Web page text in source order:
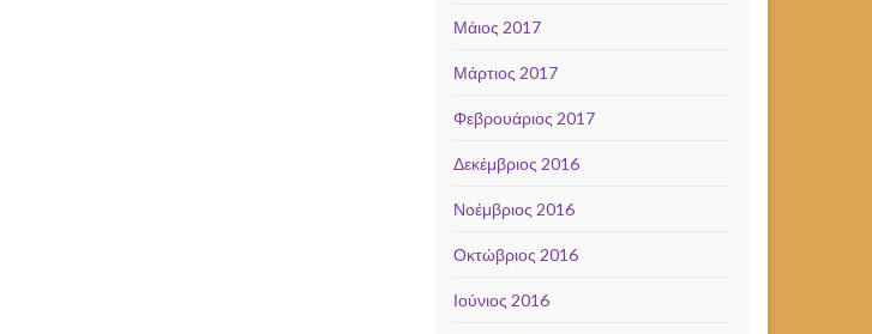
Μάιος 2017
Μάρτιος 2017
Φεβρουάριος 2017
Δεκέμβριος 2016
Νοέμβριος 2016
Οκτώβριος 2016
Ιούνιος 2016